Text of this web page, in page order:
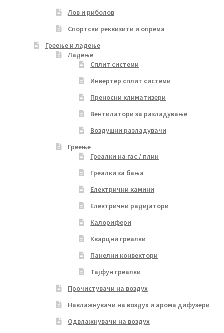
Лов и риболов
Спортски реквизити и опрема
Греење и ладење
Ладење
Сплит системи
Инвертер сплит системи
Преносни климатизери
Вентилатори за разладување
Воздушни разладувачи
Греење
Греалки на гас / плин
Греалки за бања
Електрични камини
Електрични радијатори
Калорифери
Кварцни греалки
Панелни конвектори
Тајфун греалки
Прочистувачи на воздух
Навлажнувачи на воздух и арома дифузери
Одвлажнувачи на воздух